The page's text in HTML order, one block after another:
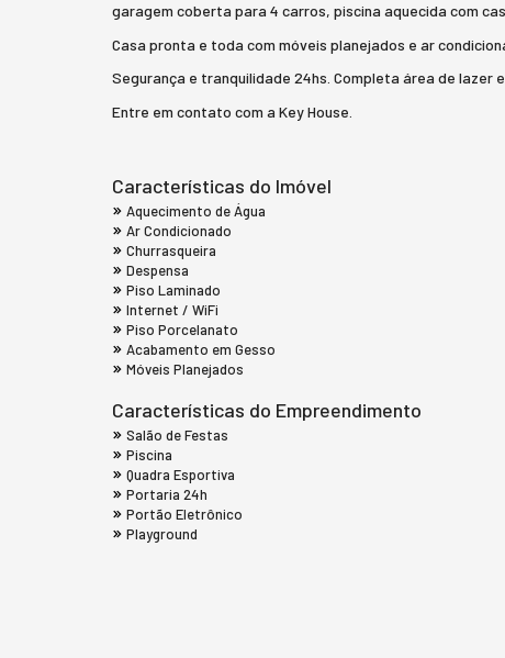
garagem coberta para 4 carros, piscina aquecida com
Casa pronta e toda com móveis planejados e ar
Segurança e tranquilidade 24hs. Completa área de lazer
Entre em contato com a Key House.
Características do Imóvel
Aquecimento de Água
Ar Condicionado
Churrasqueira
Despensa
Piso Laminado
Internet / WiFi
Piso Porcelanato
Acabamento em Gesso
Móveis Planejados
Características do Empreendimento
Salão de Festas
Piscina
Quadra Esportiva
Portaria 24h
Portão Eletrônico
Playground